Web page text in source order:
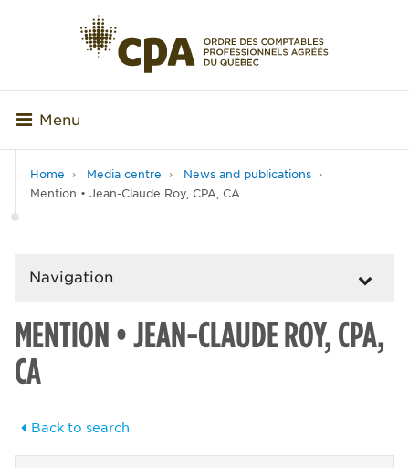
Menu
Home Media centre
News and publications
Mention • Jean-Claude Roy, CPA, CA
Navigation
MENTION • JEAN-CLAUDE ROY, CPA,
CA
Back to search